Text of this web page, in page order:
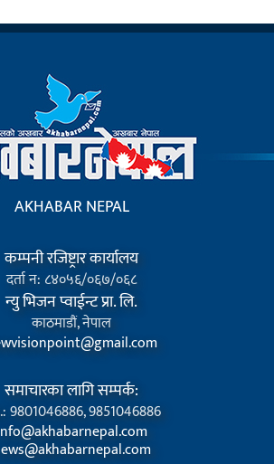
AKHABAR NEPAL
कम्पनी रजिष्ट्रार कार्यालय
दर्ता न: ८४०५६/०६७/०६८
न्यु भिजन प्वाईन्ट प्रा. लि.
काठमाडौं, नेपाल
समाचारका लागि सम्पर्क:
9801046886, 9851046886